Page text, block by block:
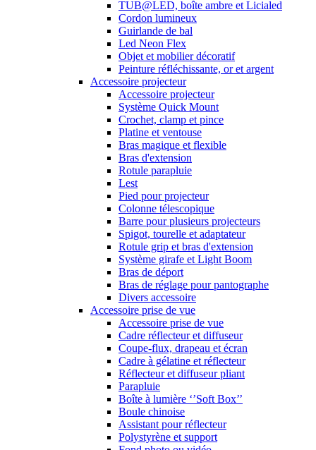
TUB@LED, boîte ambre et Licialed
Cordon lumineux
Guirlande de bal
Led Neon Flex
Objet et mobilier décoratif
Peinture réfléchissante, or et argent
Accessoire projecteur
Accessoire projecteur
Système Quick Mount
Crochet, clamp et pince
Platine et ventouse
Bras magique et flexible
Bras d'extension
Rotule parapluie
Lest
Pied pour projecteur
Colonne télescopique
Barre pour plusieurs projecteurs
Spigot, tourelle et adaptateur
Rotule grip et bras d'extension
Système girafe et Light Boom
Bras de déport
Bras de réglage pour pantographe
Divers accessoire
Accessoire prise de vue
Accessoire prise de vue
Cadre réflecteur et diffuseur
Coupe-flux, drapeau et écran
Cadre à gélatine et réflecteur
Réflecteur et diffuseur pliant
Parapluie
Boîte à lumière ‘’Soft Box’’
Boule chinoise
Assistant pour réflecteur
Polystyrène et support